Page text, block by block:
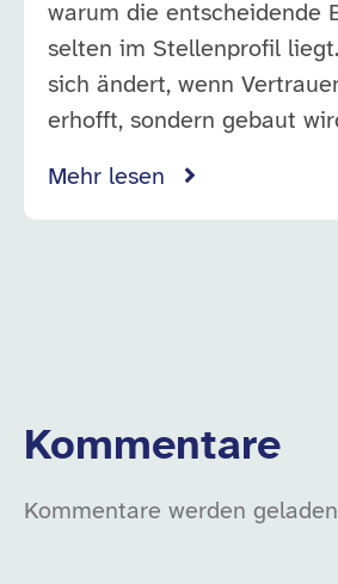
warum die entscheidende
selten im Stellenprofil
sich ändert, wenn
erhofft, sondern gebaut
Mehr lesen
Kommentare
Kommentare werden